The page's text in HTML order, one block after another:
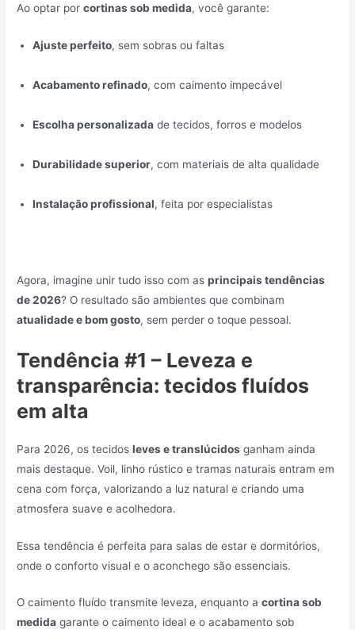
Ao optar porcortinas sob medida, você garante:
Ajuste perfeito, sem sobras ou faltas
Acabamento refinado, com caimento impecável
Escolha personalizada de tecidos, forros e modelos
Durabilidade superior, com materiais de alta qualidade
Instalação profissional, feita por especialistas
Agora, imagine unir tudo isso com asprincipais tendências
de 2026? O resultado são ambientes que combinam
atualidade e bom gosto, sem perder o toque pessoal.
Tendência #1 – Leveza e
transparência: tecidos fluídos
em alta
Para 2026, os tecidosleves e translúcidos ganham ainda
mais destaque. Voil, linho rústico e tramas naturais entram em
cena com força, valorizando a luz natural e criando uma
atmosfera suave e acolhedora.
Essa tendência é perfeita para salas de estar e dormitórios,
onde o conforto visual e o aconchego são essenciais.
O caimento fluído transmite leveza, enquanto acortina sob
medida garante o caimento ideal e o acabamento sob